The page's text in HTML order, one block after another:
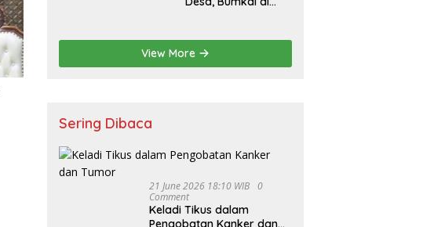
Baru
View More
Sering Dibaca
21 June 2026 18:10 WIB
0
Comment
Keladi Tikus dalam
Pengobatan Kanker dan